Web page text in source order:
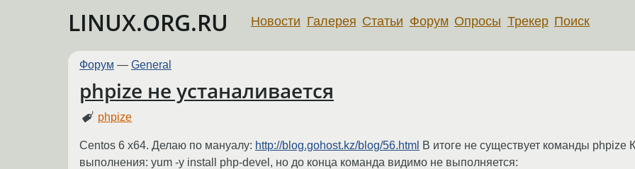
LINUX.ORG.RU Новости Галерея Статьи Форум Опросы Трекер Поиск
Форум — General
phpize не устаналивается
phpize
Centos 6 x64. Делаю по мануалу: http://blog.gohost.kz/blog/56.html В итоге не существует команды phpize
выполнения: yum -y install php-devel, но до конца команда видимо не выполняется: